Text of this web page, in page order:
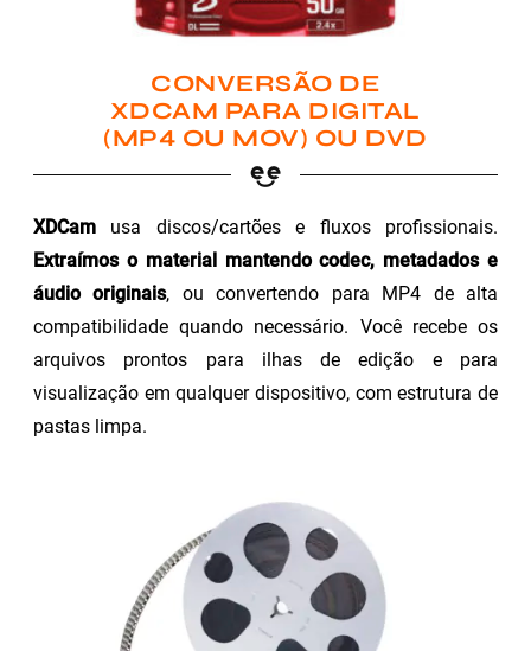
CONVERSÃO DE
XDCAM PARA DIGITAL
(MP4 OU MOV) OU DVD
XDCam usa discos/cartões e fluxos profissionais.
Extraímos o material mantendo codec, metadados e
áudio originais, ou convertendo para MP4 de alta
compatibilidade quando necessário. Você recebe os
arquivos prontos para ilhas de edição e para
visualização em qualquer dispositivo, com estrutura de
pastas limpa.